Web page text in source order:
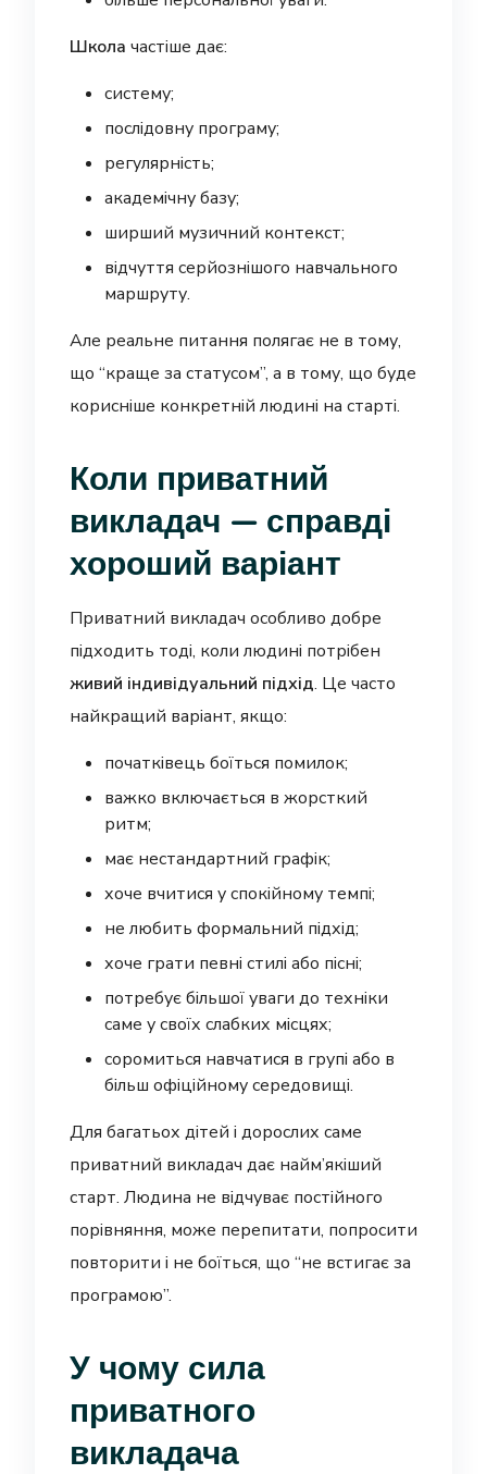
Школа частіше дає:
систему;
послідовну програму;
регулярність;
академічну базу;
ширший музичний контекст;
відчуття серйознішого навчального
маршруту.
Але реальне питання полягає не в тому,
що “краще за статусом”, а в тому, що буде
корисніше конкретній людині на старті.
Коли приватний
викладач — справді
хороший варіант
Приватний викладач особливо добре
підходить тоді, коли людині потрібен
живий індивідуальний підхід. Це часто
найкращий варіант, якщо:
початківець боїться помилок;
важко включається в жорсткий
ритм;
має нестандартний графік;
хоче вчитися у спокійному темпі;
не любить формальний підхід;
хоче грати певні стилі або пісні;
потребує більшої уваги до техніки
саме у своїх слабких місцях;
соромиться навчатися в групі або в
більш офіційному середовищі.
Для багатьох дітей і дорослих саме
приватний викладач дає найм’якіший
старт. Людина не відчуває постійного
порівняння, може перепитати, попросити
повторити і не боїться, що “не встигає за
програмою”.
У чому сила
приватного
викладача